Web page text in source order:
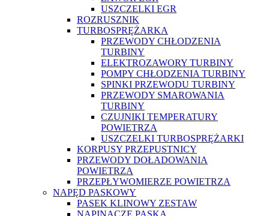
USZCZELKI EGR
ROZRUSZNIK
TURBOSPRĘŻARKA
PRZEWODY CHŁODZENIA
TURBINY
ELEKTROZAWORY TURBINY
POMPY CHŁODZENIA TURBINY
SPINKI PRZEWODU TURBINY
PRZEWODY SMAROWANIA
TURBINY
CZUJNIKI TEMPERATURY
POWIETRZA
USZCZELKI TURBOSPRĘŻARKI
KORPUSY PRZEPUSTNICY
PRZEWODY DOŁADOWANIA
POWIETRZA
PRZEPŁYWOMIERZE POWIETRZA
NAPĘD PASKOWY
PASEK KLINOWY ZESTAW
NAPINACZE PASKA